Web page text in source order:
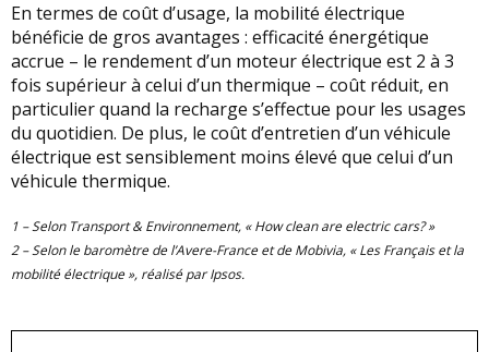
En termes de coût d’usage, la mobilité électrique
bénéficie de gros avantages : efficacité énergétique
accrue – le rendement d’un moteur électrique est 2 à 3
fois supérieur à celui d’un thermique – coût réduit, en
particulier quand la recharge s’effectue pour les usages
du quotidien. De plus, le coût d’entretien d’un véhicule
électrique est sensiblement moins élevé que celui d’un
véhicule thermique.
1 – Selon Transport & Environnement, « How clean are electric cars? »
2 – Selon le baromètre de l’Avere-France et de Mobivia, « Les Français et la
mobilité électrique », réalisé par Ipsos.